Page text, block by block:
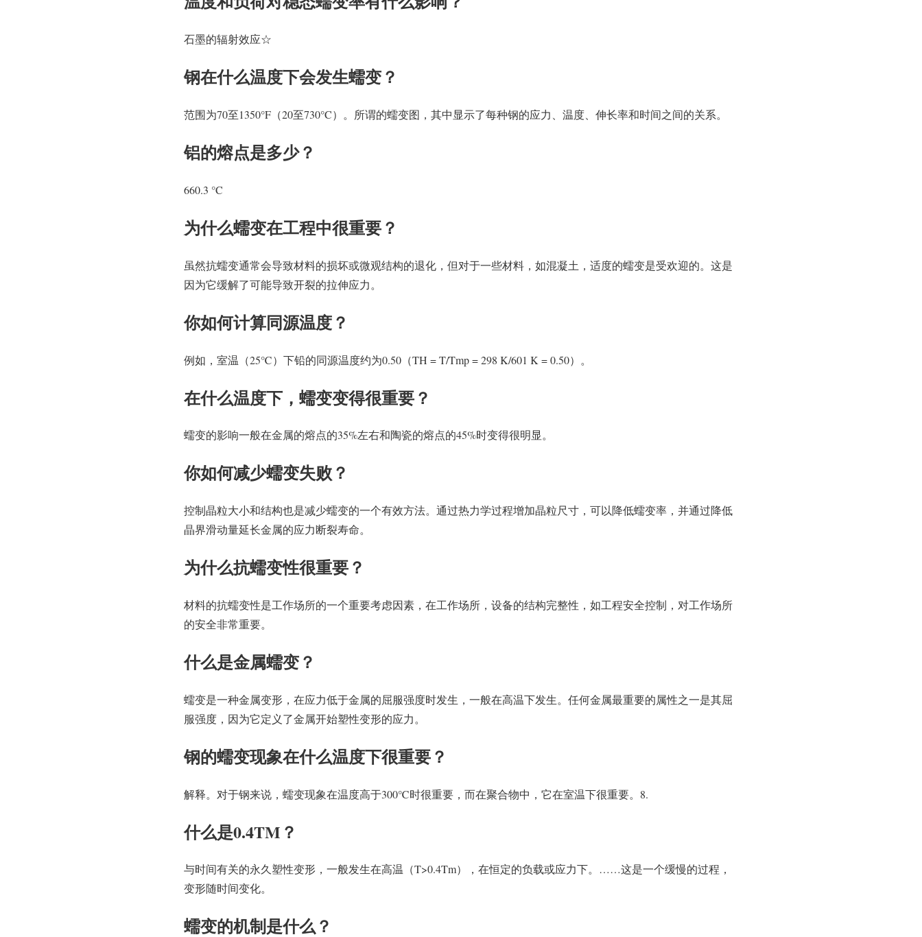
石墨的辐射效应☆
钢在什么温度下会发生蠕变？
范围为70至1350°F（20至730°C）。所谓的蠕变图，其中显示了每种钢的应力、温度、伸长率和时间之间的关系。
铝的熔点是多少？
660.3 °C
为什么蠕变在工程中很重要？
虽然抗蠕变通常会导致材料的损坏或微观结构的退化，但对于一些材料，如混凝土，适度的蠕变是受欢迎的。这是
因为它缓解了可能导致开裂的拉伸应力。
你如何计算同源温度？
例如，室温（25℃）下铅的同源温度约为0.50（TH = T/Tmp = 298 K/601 K = 0.50）。
在什么温度下，蠕变变得很重要？
蠕变的影响一般在金属的熔点的35%左右和陶瓷的熔点的45%时变得很明显。
你如何减少蠕变失败？
控制晶粒大小和结构也是减少蠕变的一个有效方法。通过热力学过程增加晶粒尺寸，可以降低蠕变率，并通过降低
晶界滑动量延长金属的应力断裂寿命。
为什么抗蠕变性很重要？
材料的抗蠕变性是工作场所的一个重要考虑因素，在工作场所，设备的结构完整性，如工程安全控制，对工作场所
的安全非常重要。
什么是金属蠕变？
蠕变是一种金属变形，在应力低于金属的屈服强度时发生，一般在高温下发生。任何金属最重要的属性之一是其屈
服强度，因为它定义了金属开始塑性变形的应力。
钢的蠕变现象在什么温度下很重要？
解释。对于钢来说，蠕变现象在温度高于300℃时很重要，而在聚合物中，它在室温下很重要。8.
什么是0.4TM？
与时间有关的永久塑性变形，一般发生在高温（T>0.4Tm），在恒定的负载或应力下。……这是一个缓慢的过程，
变形随时间变化。
蠕变的机制是什么？